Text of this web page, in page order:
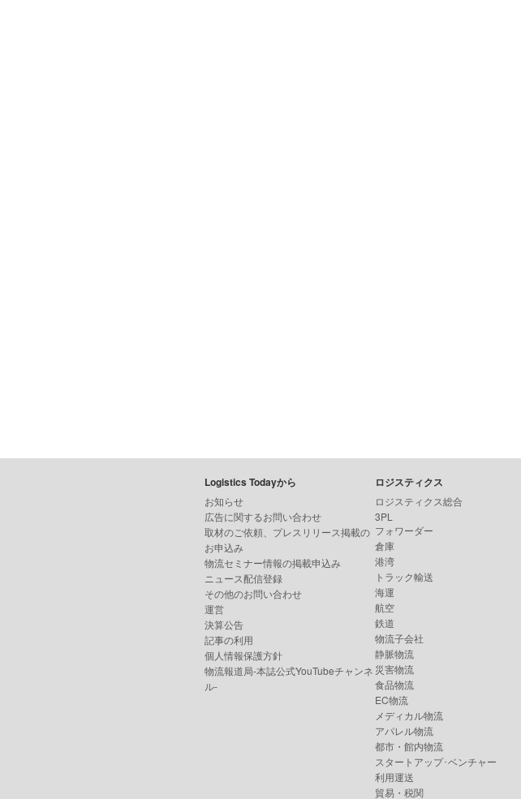
Logistics Todayから
お知らせ
広告に関するお問い合わせ
取材のご依頼、プレスリリース掲載の
お申込み
物流セミナー情報の掲載申込み
ニュース配信登録
その他のお問い合わせ
運営
決算公告
記事の利用
個人情報保護方針
物流報道局-本誌公式YouTubeチャンネ
ル-
ロジスティクス
ロジスティクス総合
3PL
フォワーダー
倉庫
港湾
トラック輸送
海運
航空
鉄道
物流子会社
静脈物流
災害物流
食品物流
EC物流
メディカル物流
アパレル物流
都市・館内物流
スタートアップ･ベンチャー
利用運送
貿易・税関